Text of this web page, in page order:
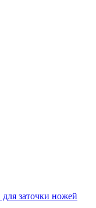
заточки ножей